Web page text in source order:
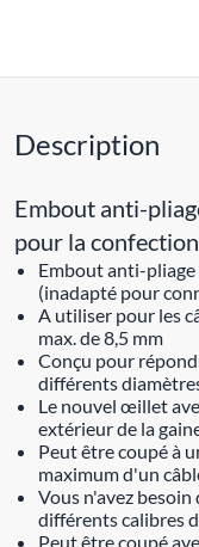
Description
Embout anti-
pour la confection
Embout anti-
(inadapté pour
A utiliser pour les
max. de 8,5 mm
Conçu pour
différents
Le nouvel œillet
extérieur de la
Peut être coupé à
maximum d'un
Vous n'avez
différents calibres
Peut être coupé